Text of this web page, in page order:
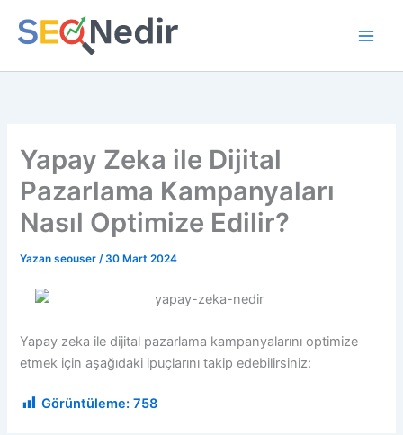
atla
Yapay Zeka ile Dijital
Pazarlama Kampanyaları
Nasıl Optimize Edilir?
Yazan seouser/30 Mart 2024
Yapay zeka ile dijital pazarlama kampanyalarını optimize
etmek için aşağıdaki ipuçlarını takip edebilirsiniz:
Görüntüleme: 758